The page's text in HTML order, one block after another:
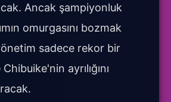
Ancak şampiyonluk
omurgasını bozmak
sadece rekor bir
ayrılığını